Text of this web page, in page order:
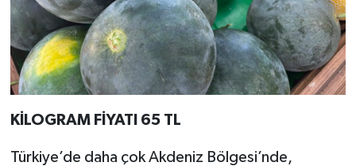
KİLOGRAM FİYATI 65 TL
Türkiye’de daha çok Akdeniz Bölgesi’nde,